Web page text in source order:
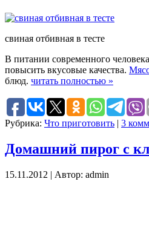
свиная отбивная в тесте
В питании современного
повысить вкусовые качества.
блюд. читать полностью »
Рубрика: Что приготовить | 3
Домашний пирог с
15.11.2012 | Автор: admin